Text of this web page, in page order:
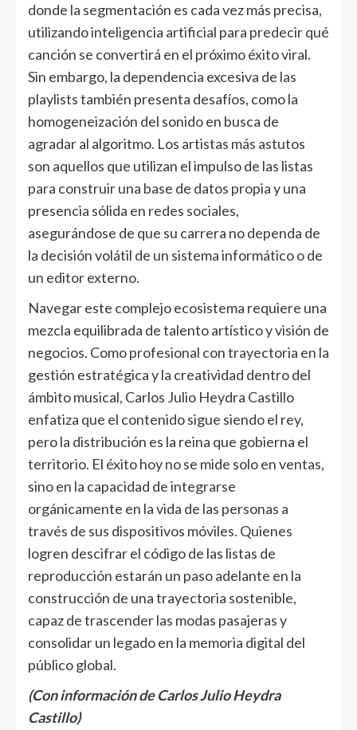
donde la segmentación es cada vez más precisa,
utilizando inteligencia artificial para predecir qué
canción se convertirá en el próximo éxito viral.
Sin embargo, la dependencia excesiva de las
playlists también presenta desafíos, como la
homogeneización del sonido en busca de
agradar al algoritmo. Los artistas más astutos
son aquellos que utilizan el impulso de las listas
para construir una base de datos propia y una
presencia sólida en redes sociales,
asegurándose de que su carrera no dependa de
la decisión volátil de un sistema informático o de
un editor externo.
Navegar este complejo ecosistema requiere una
mezcla equilibrada de talento artístico y visión de
negocios. Como profesional con trayectoria en la
gestión estratégica y la creatividad dentro del
ámbito musical, Carlos Julio Heydra Castillo
enfatiza que el contenido sigue siendo el rey,
pero la distribución es la reina que gobierna el
territorio. El éxito hoy no se mide solo en ventas,
sino en la capacidad de integrarse
orgánicamente en la vida de las personas a
través de sus dispositivos móviles. Quienes
logren descifrar el código de las listas de
reproducción estarán un paso adelante en la
construcción de una trayectoria sostenible,
capaz de trascender las modas pasajeras y
consolidar un legado en la memoria digital del
público global.
(Con información de Carlos Julio Heydra
Castillo)